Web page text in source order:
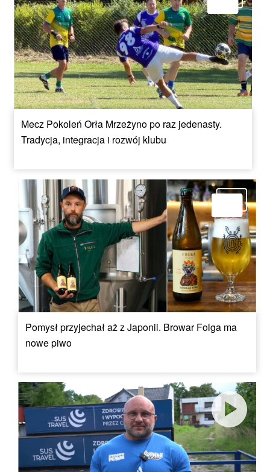
Mecz Pokoleń Orła Mrzeżyno po raz jedenasty.
Tradycja, integracja i rozwój klubu
Pomysł przyjechał aż z Japonii. Browar Folga ma
nowe piwo